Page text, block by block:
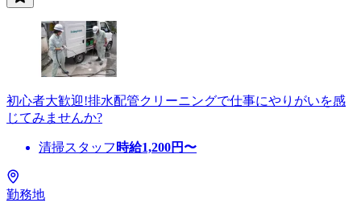
初心者大歓迎!排水配管クリーニングで仕事にやりがいを感
じてみませんか?
清掃スタッフ 時給1,200円〜
勤務地